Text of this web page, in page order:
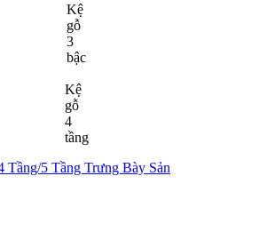
Kệ
gỗ
3
bậc
Kệ
gỗ
4
tầng
Tầng/5 Tầng Trưng Bày Sản